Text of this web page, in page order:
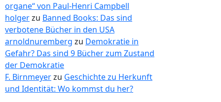
organe“ von Paul-Henri Campbell
holgerzu Banned Books: Das sind
verbotene Bücher in den USA
arnoldnuremberg zu Demokratie in
Gefahr? Das sind 9 Bücher zum Zustand
der Demokratie
F. Birnmeyerzu Geschichte zu Herkunft
und Identität: Wo kommst du her?